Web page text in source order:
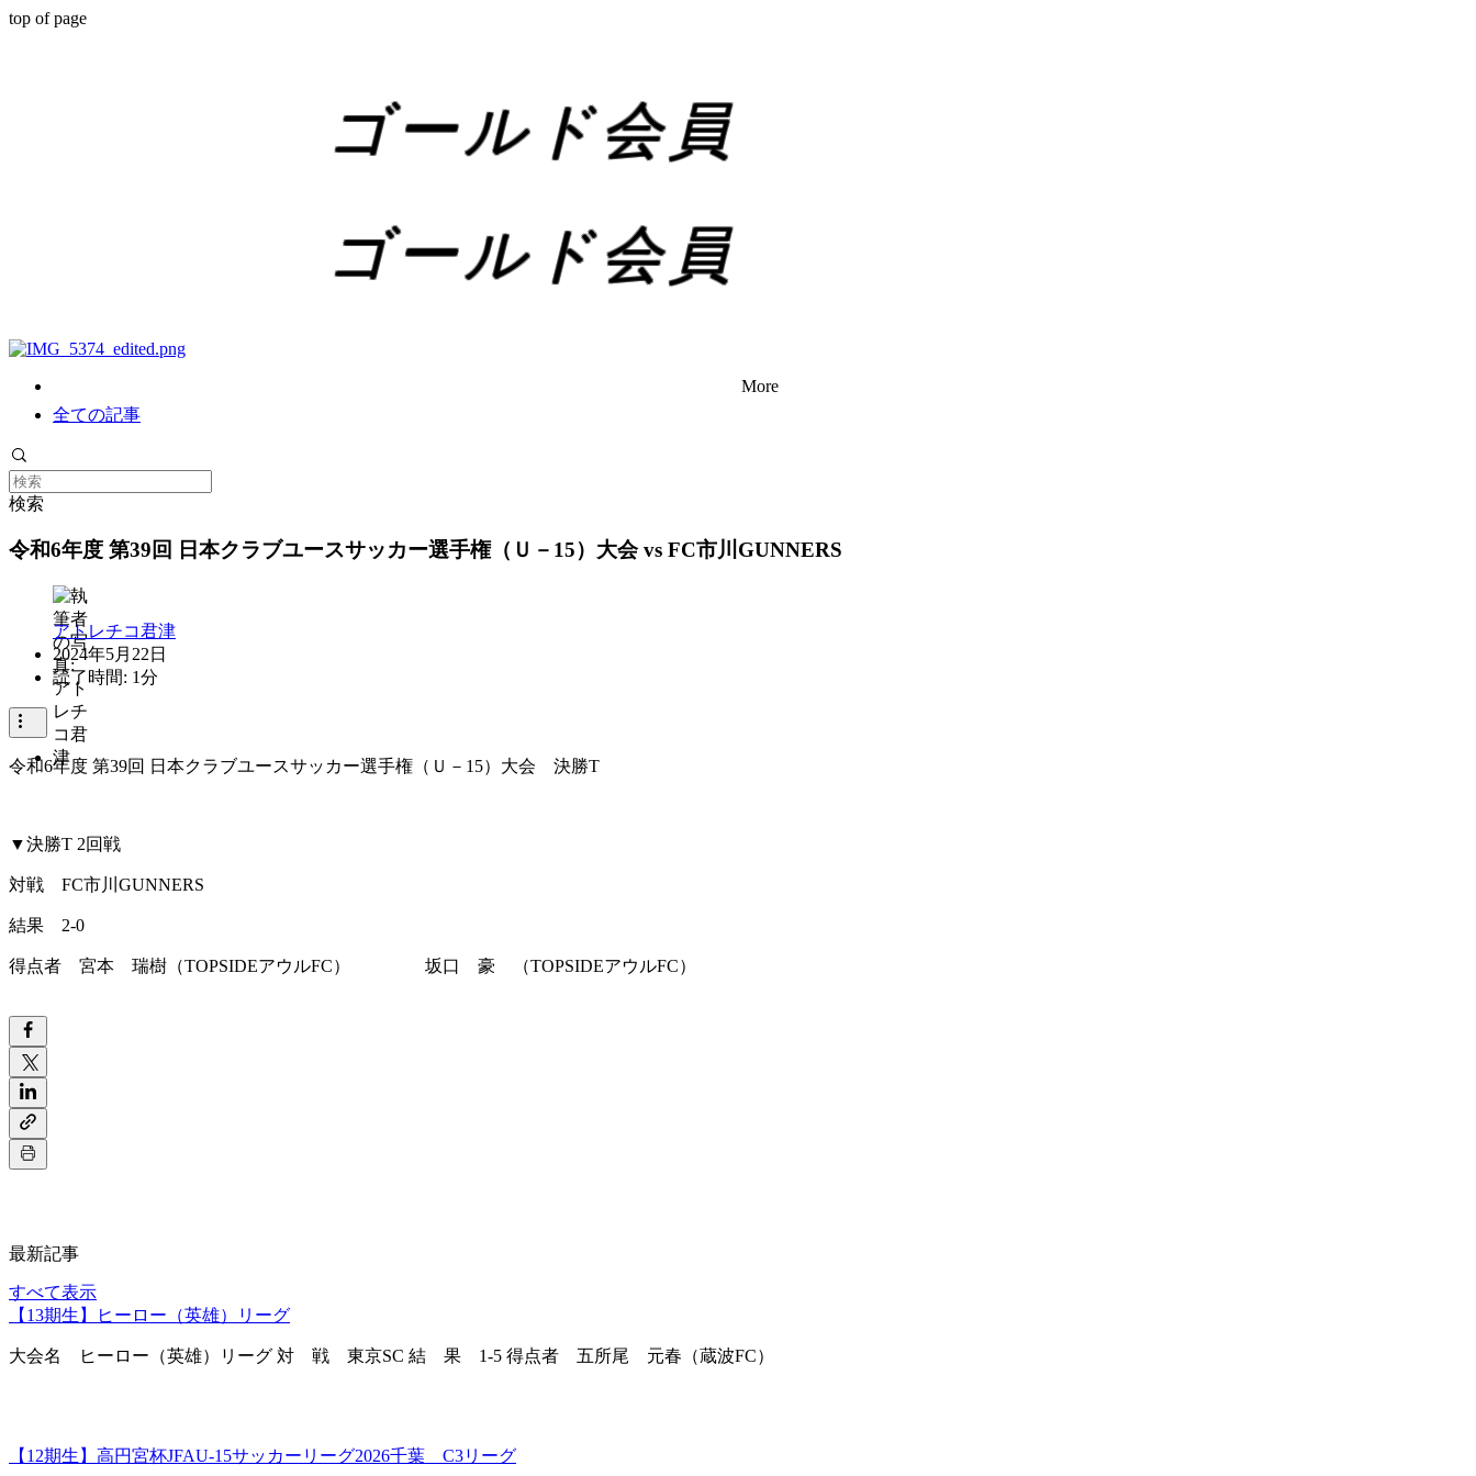
top of page
ゴールド会員
ゴールド会員
More
全ての記事
検索
令和6年度 第39回 日本クラブユースサッカー選手権（Ｕ－15）大会 vs FC市川GUNNERS
アトレチコ君津
2024年5月22日
読了時間: 1分
令和6年度 第39回 日本クラブユースサッカー選手権（Ｕ－15）大会 決勝T
▼決勝T 2回戦
対戦 FC市川GUNNERS
結果 2-0
得点者 宮本 瑞樹（TOPSIDEアウルFC） 坂口 豪 （TOPSIDEアウルFC）
最新記事
すべて表示
【13期生】ヒーロー（英雄）リーグ
大会名 ヒーロー（英雄）リーグ 対 戦 東京SC 結 果 1-5 得点者 五所尾 元春（蔵波FC）
【12期生】高円宮杯JFAU-15サッカーリーグ2026千葉 C3リーグ